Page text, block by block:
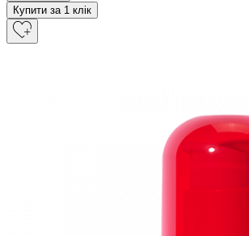
Купити за 1 клiк